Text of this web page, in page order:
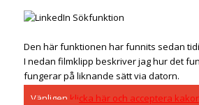
Den här funktionen har funnits sedan
I nedan filmklipp beskriver jag hur det
fungerar på liknande sätt via datorn.
Vänligen klicka här och acceptera kakor